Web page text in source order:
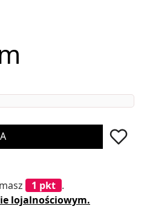
1 pkt .
lojalnościowym.